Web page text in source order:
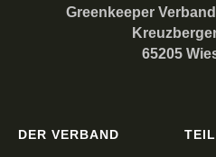
Greenkeeper
65205
DER VERBAND